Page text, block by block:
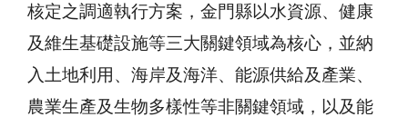
核定之調適執行方案，金門縣以水資源、健康
及維生基礎設施等三大關鍵領域為核心，並納
入土地利用、海岸及海洋、能源供給及產業、
農業生產及生物多樣性等非關鍵領域，以及能